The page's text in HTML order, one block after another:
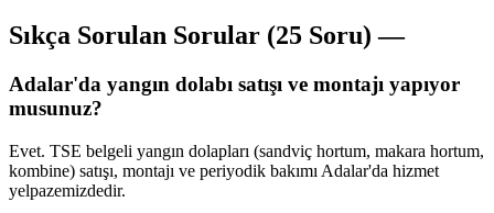
Sıkça Sorulan Sorular (25 Soru) —
Adalar'da yangın dolabı satışı ve montajı yapıyor
musunuz?
Evet. TSE belgeli yangın dolapları (sandviç hortum, makara hortum,
kombine) satışı, montajı ve periyodik bakımı Adalar'da hizmet
yelpazemizdedir.